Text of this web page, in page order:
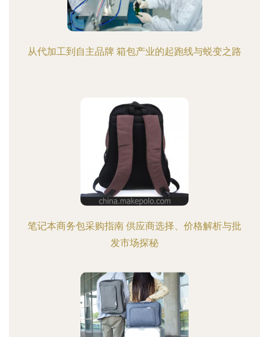
从代加工到自主品牌 箱包产业的起跑线与蜕变之路
笔记本商务包采购指南 供应商选择、价格解析与批
发市场探秘